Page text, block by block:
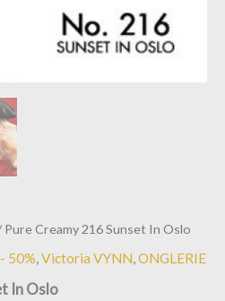
Pure Creamy 216 Sunset In Oslo
50%,Victoria VYNN,ONGLERIE
In Oslo